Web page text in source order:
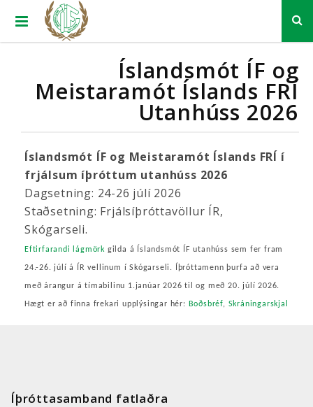
Íslandsmót ÍF og
Meistaramót Íslands FRÍ
Utanhúss 2026
Íslandsmót ÍF og Meistaramót Íslands FRÍ í
frjálsum íþróttum utanhúss 2026
Dagsetning: 24-26 júlí 2026
Staðsetning: Frjálsíþróttavöllur ÍR,
Skógarseli.
Eftirfarandi lágmörk gilda á Íslandsmót ÍF utanhúss sem fer fram
24.-26. júlí á ÍR vellinum í Skógarseli. Íþróttamenn þurfa að vera
með árangur á tímabilinu 1.janúar 2026 til og með 20. júlí 2026.
Hægt er að finna frekari upplýsingar hér: Boðsbréf, Skráningarskjal
Íþróttasamband fatlaðra